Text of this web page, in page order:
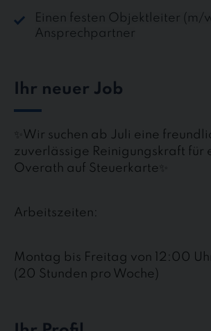
Einen festen Objektleiter (m/
Ansprechpartner
Ihr neuer Job
✨Wir suchen ab Juli eine
zuverlässige Reinigungskraft für
Overath auf Steuerkarte✨
Arbeitszeiten:
Montag bis Freitag von 12:00
(20 Stunden pro Woche)